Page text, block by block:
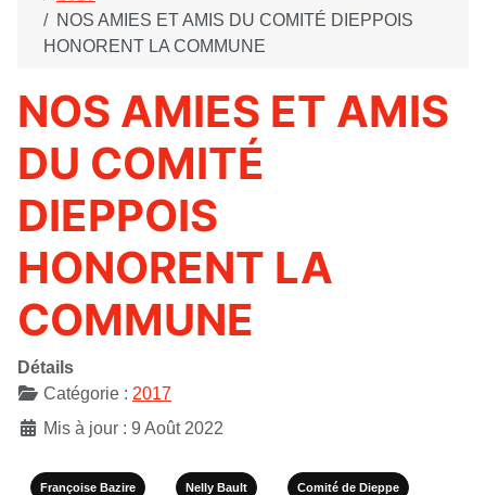
NOS AMIES ET AMIS DU COMITÉ DIEPPOIS
HONORENT LA COMMUNE
NOS AMIES ET AMIS
DU COMITÉ
DIEPPOIS
HONORENT LA
COMMUNE
Détails
Catégorie : 2017
Mis à jour : 9 Août 2022
Françoise Bazire Nelly Bault Comité de Dieppe